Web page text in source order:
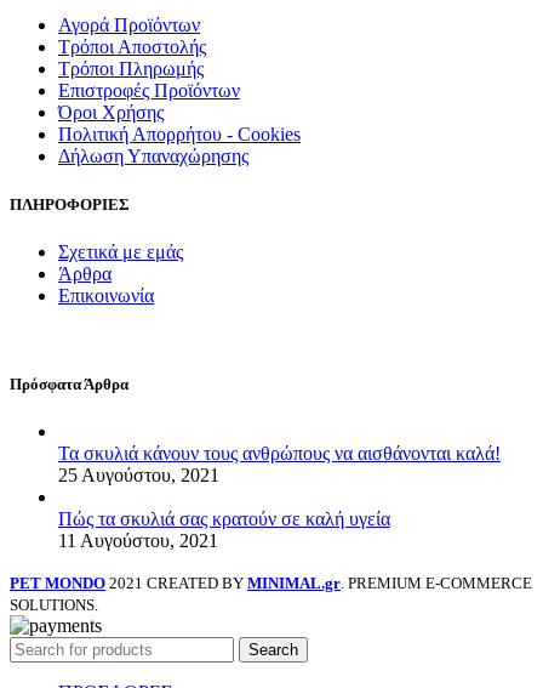
Αγορά Προϊόντων
Τρόποι Αποστολής
Τρόποι Πληρωμής
Επιστροφές Προϊόντων
Όροι Χρήσης
Πολιτική Απορρήτου - Cookies
Δήλωση Υπαναχώρησης
ΠΛΗΡΟΦΟΡΙΕΣ
Σχετικά με εμάς
Άρθρα
Επικοινωνία
Πρόσφατα Άρθρα
Τα σκυλιά κάνουν τους ανθρώπους να αισθάνονται καλά!
25 Αυγούστου, 2021
Πώς τα σκυλιά σας κρατούν σε καλή υγεία
11 Αυγούστου, 2021
PET MONDO 2021 CREATED BY MINIMAL.gr. PREMIUM E-COMMERCE
SOLUTIONS.
Search